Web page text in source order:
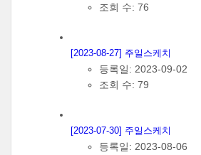
조회 수: 76
[2023-08-27] 주일스케치
등록일: 2023-09-02
조회 수: 79
[2023-07-30] 주일스케치
등록일: 2023-08-06